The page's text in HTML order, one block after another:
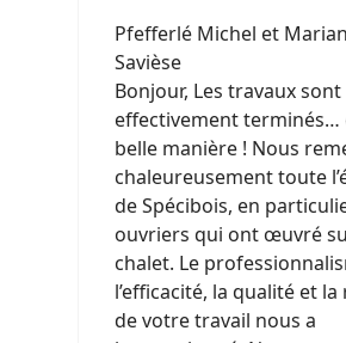
Pfefferlé Michel et
Savièse
Bonjour, Les travaux sont
effectivement terminés…
belle manière ! Nous
chaleureusement toute
de Spécibois, en
ouvriers qui ont œuvré
chalet. Le
l’efficacité, la qualité et
de votre travail nous a